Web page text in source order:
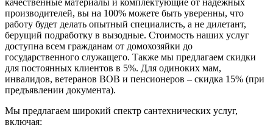
производителей, вы на 100% можете быть уверенны, что
работу будет делать опытный специалисть, а не дилетант,
берущий подработку в вызодные. Стоимость наших услуг
доступна всем гражданам от домохозяйки до
государственного служащего. Также мы предлагаем скидки
для постоянных клиентов в 5%. Для одиноких мам,
инвалидов, ветеранов ВОВ и пенсионеров – скидка 15% (при
предъявлении документа).
Мы предлагаем широкий спектр сантехнических услуг,
включая: